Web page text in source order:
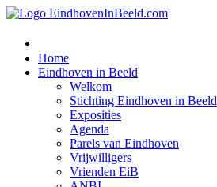
Home
Eindhoven in Beeld
Welkom
Stichting Eindhoven in Beeld
Exposities
Agenda
Parels van Eindhoven
Vrijwilligers
Vrienden EiB